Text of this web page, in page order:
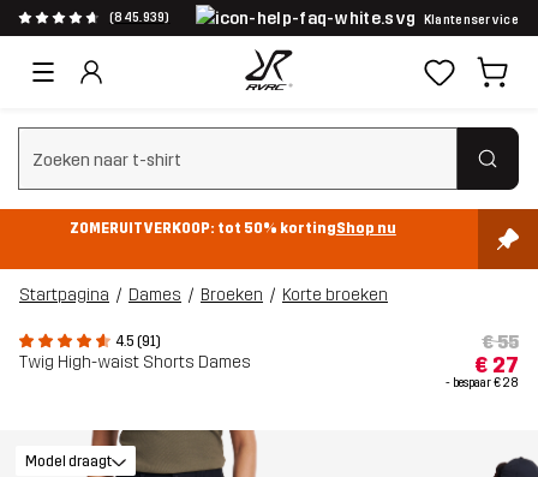
(845.939) Klantenservice
Zoeken wissen
ZOMERUITVERKOOP: tot 50% kortingShop nu
Startpagina Dames Broeken Korte broeken
4.5 (91)
Twig High-waist Shorts Dames
€ 55
€ 27
- bespaar€ 28
Model draagt